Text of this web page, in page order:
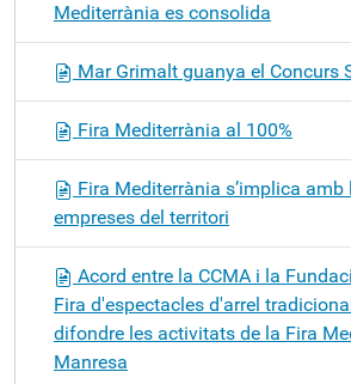
Mediterrània es consolida
Mar Grimalt guanya el Concurs
Fira Mediterrània al 100%
Fira Mediterrània s’implica
empreses del territori
Acord entre la CCMA i la
Fira d'espectacles d'arrel
difondre les activitats de la Fira
Manresa